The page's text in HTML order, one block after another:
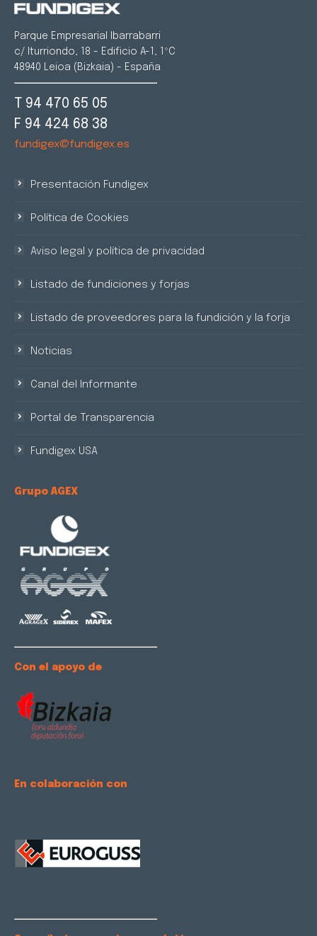
Parque Empresarial Ibarrabarri
c/ Iturriondo, 18 - Edificio A-1, 1ºC
48940 Leioa (Bizkaia) - España
T 94 470 65 05
F 94 424 68 38
fundigex@fundigex.es
Presentación Fundigex
Política de Cookies
Aviso legal y política de privacidad
Listado de fundiciones y forjas
Listado de proveedores para la fundición y la forja
Noticias
Canal del Informante
Portal de Transparencia
Fundigex USA
Grupo AGEX
Con el apoyo de
En colaboración con